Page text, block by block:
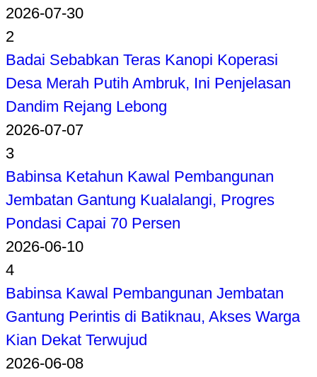
2026-07-30
2
Badai Sebabkan Teras Kanopi Koperasi
Desa Merah Putih Ambruk, Ini Penjelasan
Dandim Rejang Lebong
2026-07-07
3
Babinsa Ketahun Kawal Pembangunan
Jembatan Gantung Kualalangi, Progres
Pondasi Capai 70 Persen
2026-06-10
4
Babinsa Kawal Pembangunan Jembatan
Gantung Perintis di Batiknau, Akses Warga
Kian Dekat Terwujud
2026-06-08